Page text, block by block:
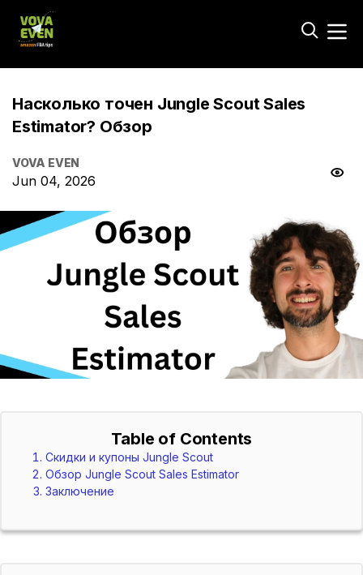
Насколько точен Jungle Scout Sales
Estimator? Обзор
VOVA EVEN
Jun 04, 2026
Table of Contents
Скидки и купоны Jungle Scout
Обзор Jungle Scout Sales Estimator
Заключение